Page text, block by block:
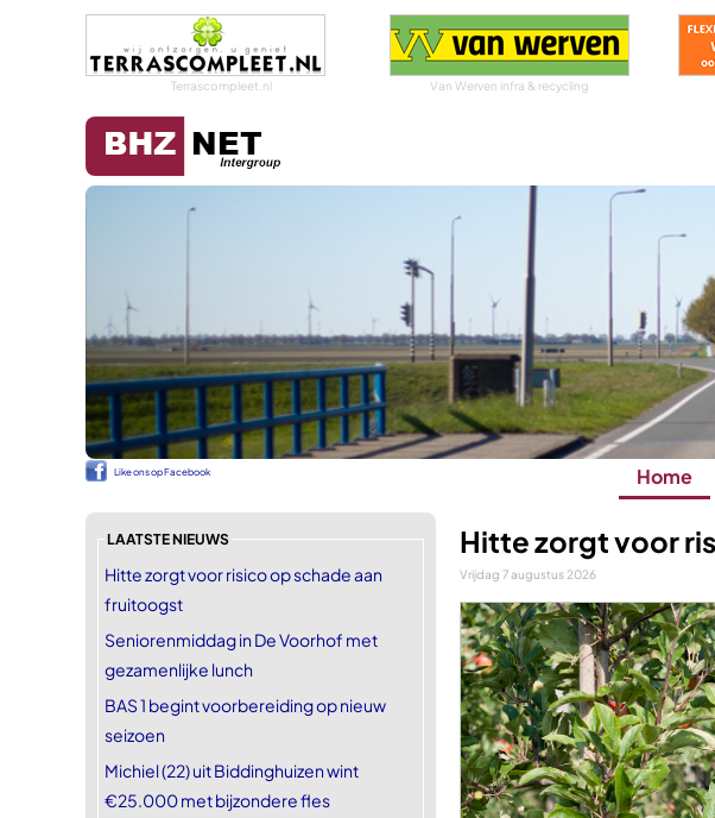
Terrascompleet.nl Van Werven infra & recycling
Like ons op Facebook Home
LAATSTE NIEUWS
Hitte zorgt voor risico op schade aan
fruitoogst
Seniorenmiddag in De Voorhof met
gezamenlijke lunch
BAS 1 begint voorbereiding op nieuw
seizoen
Michiel (22) uit Biddinghuizen wint
€25.000 met bijzondere fles
Hitte zorgt voor
Vrijdag 7 augustus 2026